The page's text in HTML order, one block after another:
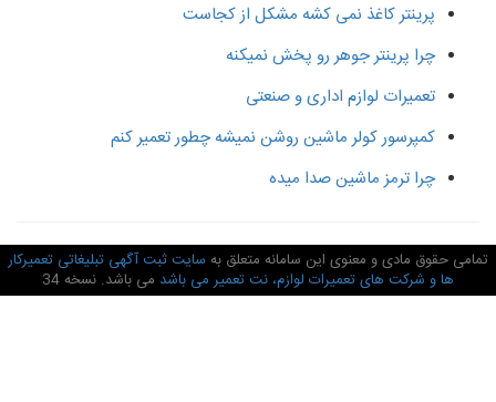
پرینتر کاغذ نمی کشه مشکل از کجاست
چرا پرینتر جوهر رو پخش نمیکنه
تعمیرات لوازم اداری و صنعتی
کمپرسور کولر ماشین روشن نمیشه چطور تعمیر کنم
چرا ترمز ماشین صدا میده
حقوق مادی و معنوی این سامانه متعلق به سایت ثبت آگهی تبلیغاتی تعمیرکار
ها و شرکت های تعمیرات لوازم، نت تعمیر می باشدمی باشد. نسخه 34